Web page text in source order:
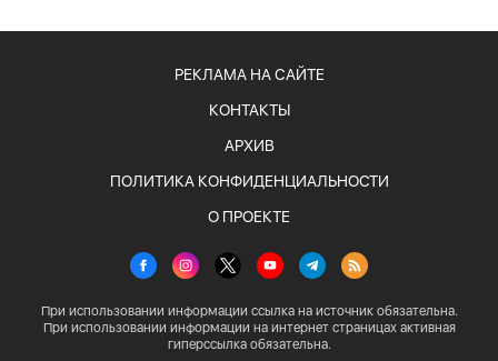
РЕКЛАМА НА САЙТЕ
КОНТАКТЫ
АРХИВ
ПОЛИТИКА КОНФИДЕНЦИАЛЬНОСТИ
О ПРОЕКТЕ
При использовании информации ссылка на источник обязательна.
При использовании информации на интернет страницах активная
гиперссылка обязательна.